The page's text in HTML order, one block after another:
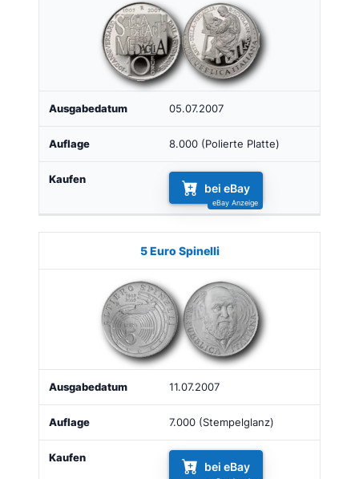
05.07.2007
8.000 (Polierte Platte)
bei eBay
5 Euro Spinelli
11.07.2007
7.000 (Stempelglanz)
bei eBay